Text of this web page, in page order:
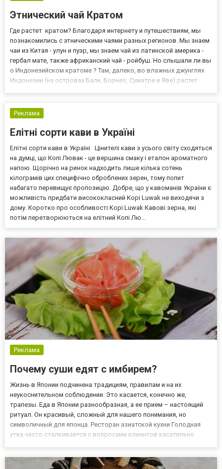
Этнический чай Кратом
Где растет кратом? Благодаря интернету и путешествиям, мы
познакомились с этническими чаями разных регионов. Мы знаем
чаи из Китая - улун и пуэр, мы знаем чай из латинской америка -
гербал мате, также африканский чай - ройбуш. Но слышали ли вы
о Индонезийском кратоме ? Там, далеко, во влажных джунглях
Индонезии (на островах Бали, Борнео, Суматре и Яве) растет
Реклама
Елітні сорти кави в Україні
Елітні сорти кави в Україні Цінителі кави з усього світу сходяться
на думці, що Копі Лювак - це вершина смаку і еталон ароматного
напою. Щорічно на ринок надходить лише кілька сотень
кілограмів цих специфічно оброблених зерен, тому попит
набагато перевищує пропозицію. Добре, що у кавоманів України є
можливість придбати висококласний Kopi Luwak не виходячи з
дому. Коротко про особливості Kopi Luwak Кавові зерна, які
потім перетворюються на елітний Копі Лю...
Реклама
Почему суши едят с имбирем?
Жизнь в Японии подчинена традициям, правилам и на их
неукоснительном соблюдении. Это касается, конечно же,
трапезы. Еда в Японии разнообразная, а ее прием – настоящий
ритуал. Он красивый, сложный для нашего понимания, но
символичный для японца. Ресторан азиатской кухни Голодная
утка часто сталкивается с вопросами клиентов касательно
такое васаби и...